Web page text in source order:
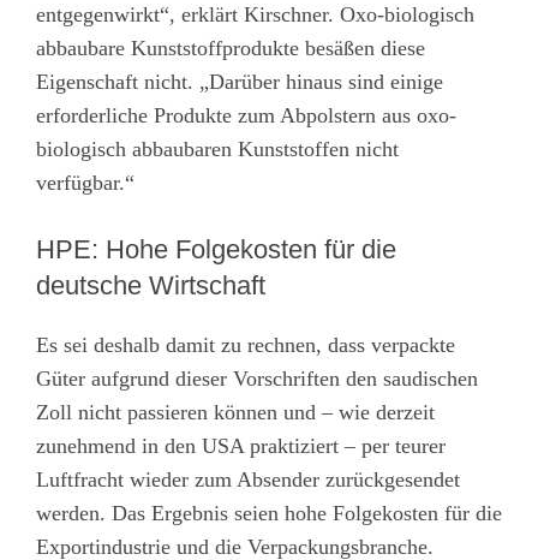
entgegenwirkt“, erklärt Kirschner. Oxo-biologisch
abbaubare Kunststoffprodukte besäßen diese
Eigenschaft nicht. „Darüber hinaus sind einige
erforderliche Produkte zum Abpolstern aus oxo-
biologisch abbaubaren Kunststoffen nicht
verfügbar.“
HPE: Hohe Folgekosten für die
deutsche Wirtschaft
Es sei deshalb damit zu rechnen, dass verpackte
Güter aufgrund dieser Vorschriften den saudischen
Zoll nicht passieren können und – wie derzeit
zunehmend in den USA praktiziert – per teurer
Luftfracht wieder zum Absender zurückgesendet
werden. Das Ergebnis seien hohe Folgekosten für die
Exportindustrie und die Verpackungsbranche.